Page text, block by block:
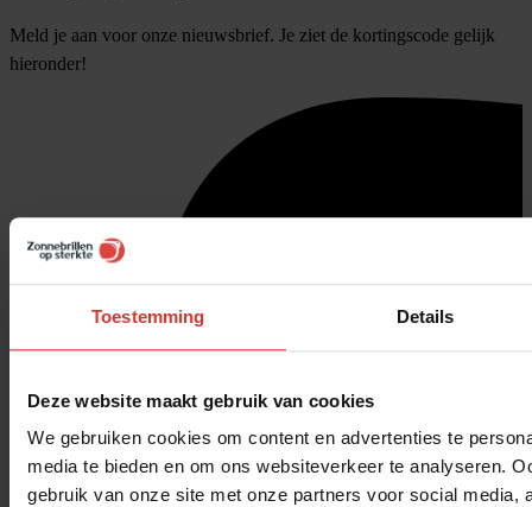
Toestemming Details
Deze website maakt gebruik van cookies
We gebruiken cookies om content en advertenties te
media te bieden en om ons websiteverkeer te analyseren.
gebruik van onze site met onze partners voor social media,
Meld je aan voor onze nieuwsbrief. Je ziet de kortingscode gelijk
hieronder!